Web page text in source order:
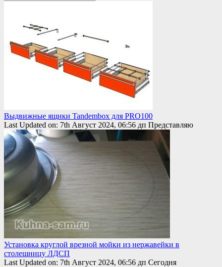
for:
Выдвижные ящики Tandembox для PRO100
Last Updated on: 7th Август 2024, 06:56 дп Представляю
Установка круглой врезной мойки из нержавейки в
столешницу ЛДСП
Last Updated on: 7th Август 2024, 06:56 дп Сегодня